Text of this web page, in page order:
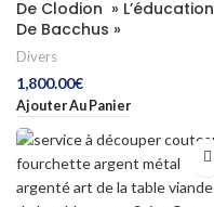
De Clodion » L’éducation
De Bacchus »
Divers
1,800.00€
Ajouter Au Panier